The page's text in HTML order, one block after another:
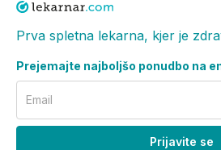
Prva spletna lekarna, kjer je
Prejemajte najboljšo ponudbo na
Email
Prijavite se